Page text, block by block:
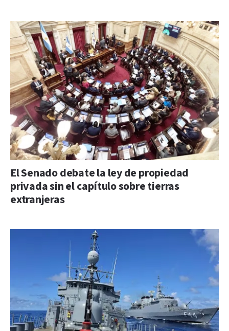
El Senado debate la ley de propiedad
privada sin el capítulo sobre tierras
extranjeras